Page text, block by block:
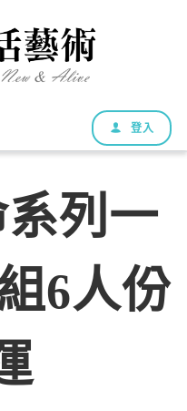
登入
列一
6人份